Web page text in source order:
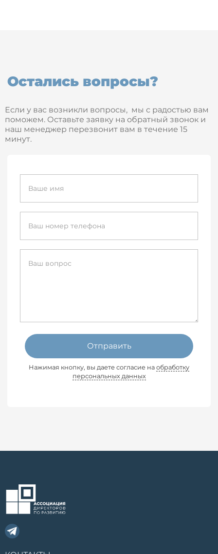
Остались вопросы?
Если у вас возникли вопросы, мы с радостью вам
поможем. Оставьте заявку на обратный звонок и
наш менеджер перезвонит вам в течение 15
минут.
Отправить
Нажимая кнопку, вы даете согласие на обработку
персональных данных